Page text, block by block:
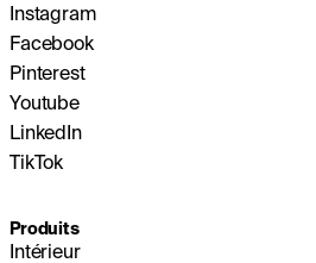
Instagram
Facebook
Pinterest
Youtube
LinkedIn
TikTok
Produits
Intérieur